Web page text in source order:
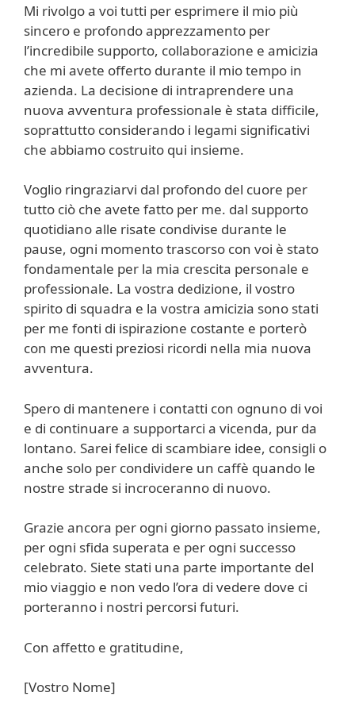
Mi rivolgo a voi tutti per esprimere il mio più
sincero e profondo apprezzamento per
l’incredibile supporto, collaborazione e amicizia
che mi avete offerto durante il mio tempo in
azienda. La decisione di intraprendere una
nuova avventura professionale è stata difficile,
soprattutto considerando i legami significativi
che abbiamo costruito qui insieme.
Voglio ringraziarvi dal profondo del cuore per
tutto ciò che avete fatto per me. dal supporto
quotidiano alle risate condivise durante le
pause, ogni momento trascorso con voi è stato
fondamentale per la mia crescita personale e
professionale. La vostra dedizione, il vostro
spirito di squadra e la vostra amicizia sono stati
per me fonti di ispirazione costante e porterò
con me questi preziosi ricordi nella mia nuova
avventura.
Spero di mantenere i contatti con ognuno di voi
e di continuare a supportarci a vicenda, pur da
lontano. Sarei felice di scambiare idee, consigli o
anche solo per condividere un caffè quando le
nostre strade si incroceranno di nuovo.
Grazie ancora per ogni giorno passato insieme,
per ogni sfida superata e per ogni successo
celebrato. Siete stati una parte importante del
mio viaggio e non vedo l’ora di vedere dove ci
porteranno i nostri percorsi futuri.
Con affetto e gratitudine,
[Vostro Nome]